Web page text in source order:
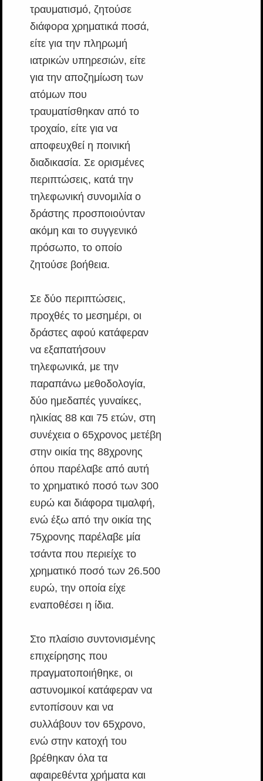
τραυματισμό, ζητούσε
διάφορα χρηματικά ποσά,
είτε για την πληρωμή
ιατρικών υπηρεσιών, είτε
για την αποζημίωση των
ατόμων που
τραυματίσθηκαν από το
τροχαίο, είτε για να
αποφευχθεί η ποινική
διαδικασία. Σε ορισμένες
περιπτώσεις, κατά την
τηλεφωνική συνομιλία ο
δράστης προσποιούνταν
ακόμη και το συγγενικό
πρόσωπο, το οποίο
ζητούσε βοήθεια.
Σε δύο περιπτώσεις,
προχθές το μεσημέρι, οι
δράστες αφού κατάφεραν
να εξαπατήσουν
τηλεφωνικά, με την
παραπάνω μεθοδολογία,
δύο ημεδαπές γυναίκες,
ηλικίας 88 και 75 ετών, στη
συνέχεια ο 65χρονος μετέβη
στην οικία της 88χρονης
όπου παρέλαβε από αυτή
το χρηματικό ποσό των 300
ευρώ και διάφορα τιμαλφή,
ενώ έξω από την οικία της
75χρονης παρέλαβε μία
τσάντα που περιείχε το
χρηματικό ποσό των 26.500
ευρώ, την οποία είχε
εναποθέσει η ίδια.
Στο πλαίσιο συντονισμένης
επιχείρησης που
πραγματοποιήθηκε, οι
αστυνομικοί κατάφεραν να
εντοπίσουν και να
συλλάβουν τον 65χρονο,
ενώ στην κατοχή του
βρέθηκαν όλα τα
αφαιρεθέντα χρήματα και